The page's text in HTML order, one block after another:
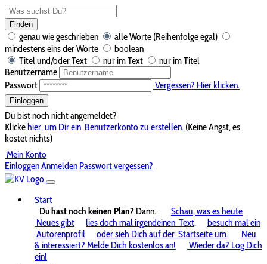
Finden
genau wie geschrieben
alle Worte (Reihenfolge egal)
mindestens eins der Worte
boolean
Titel und/oder Text
nur im Text
nur im Titel
Benutzername
Passwort
Vergessen? Hier klicken.
Einloggen
Du bist noch nicht angemeldet?
Klickehier, um Dir ein Benutzerkonto zu erstellen. (Keine Angst, es
kostet nichts)
Mein Konto
EinloggenAnmelden Passwort vergessen?
Start
Du hast noch keinen Plan? Dann...
Schau, was es heute
Neues gibt
lies doch mal irgendeinen Text,
besuch mal ein
Autorenprofil
oder sieh Dich auf der Startseite um.
Neu
& interessiert? Melde Dich kostenlos an!
Wieder da? Log Dich
ein!